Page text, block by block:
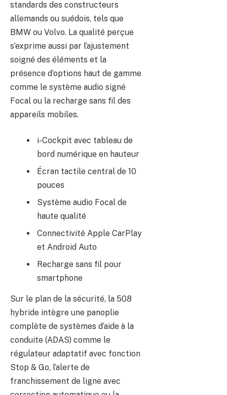
standards des constructeurs
allemands ou suédois, tels que
BMW ou Volvo. La qualité perçue
s’exprime aussi par l’ajustement
soigné des éléments et la
présence d’options haut de gamme
comme le système audio signé
Focal ou la recharge sans fil des
appareils mobiles.
i-Cockpit avec tableau de
bord numérique en hauteur
Écran tactile central de 10
pouces
Système audio Focal de
haute qualité
Connectivité Apple CarPlay
et Android Auto
Recharge sans fil pour
smartphone
Sur le plan de la sécurité, la 508
hybride intègre une panoplie
complète de systèmes d’aide à la
conduite (ADAS) comme le
régulateur adaptatif avec fonction
Stop & Go, l’alerte de
franchissement de ligne avec